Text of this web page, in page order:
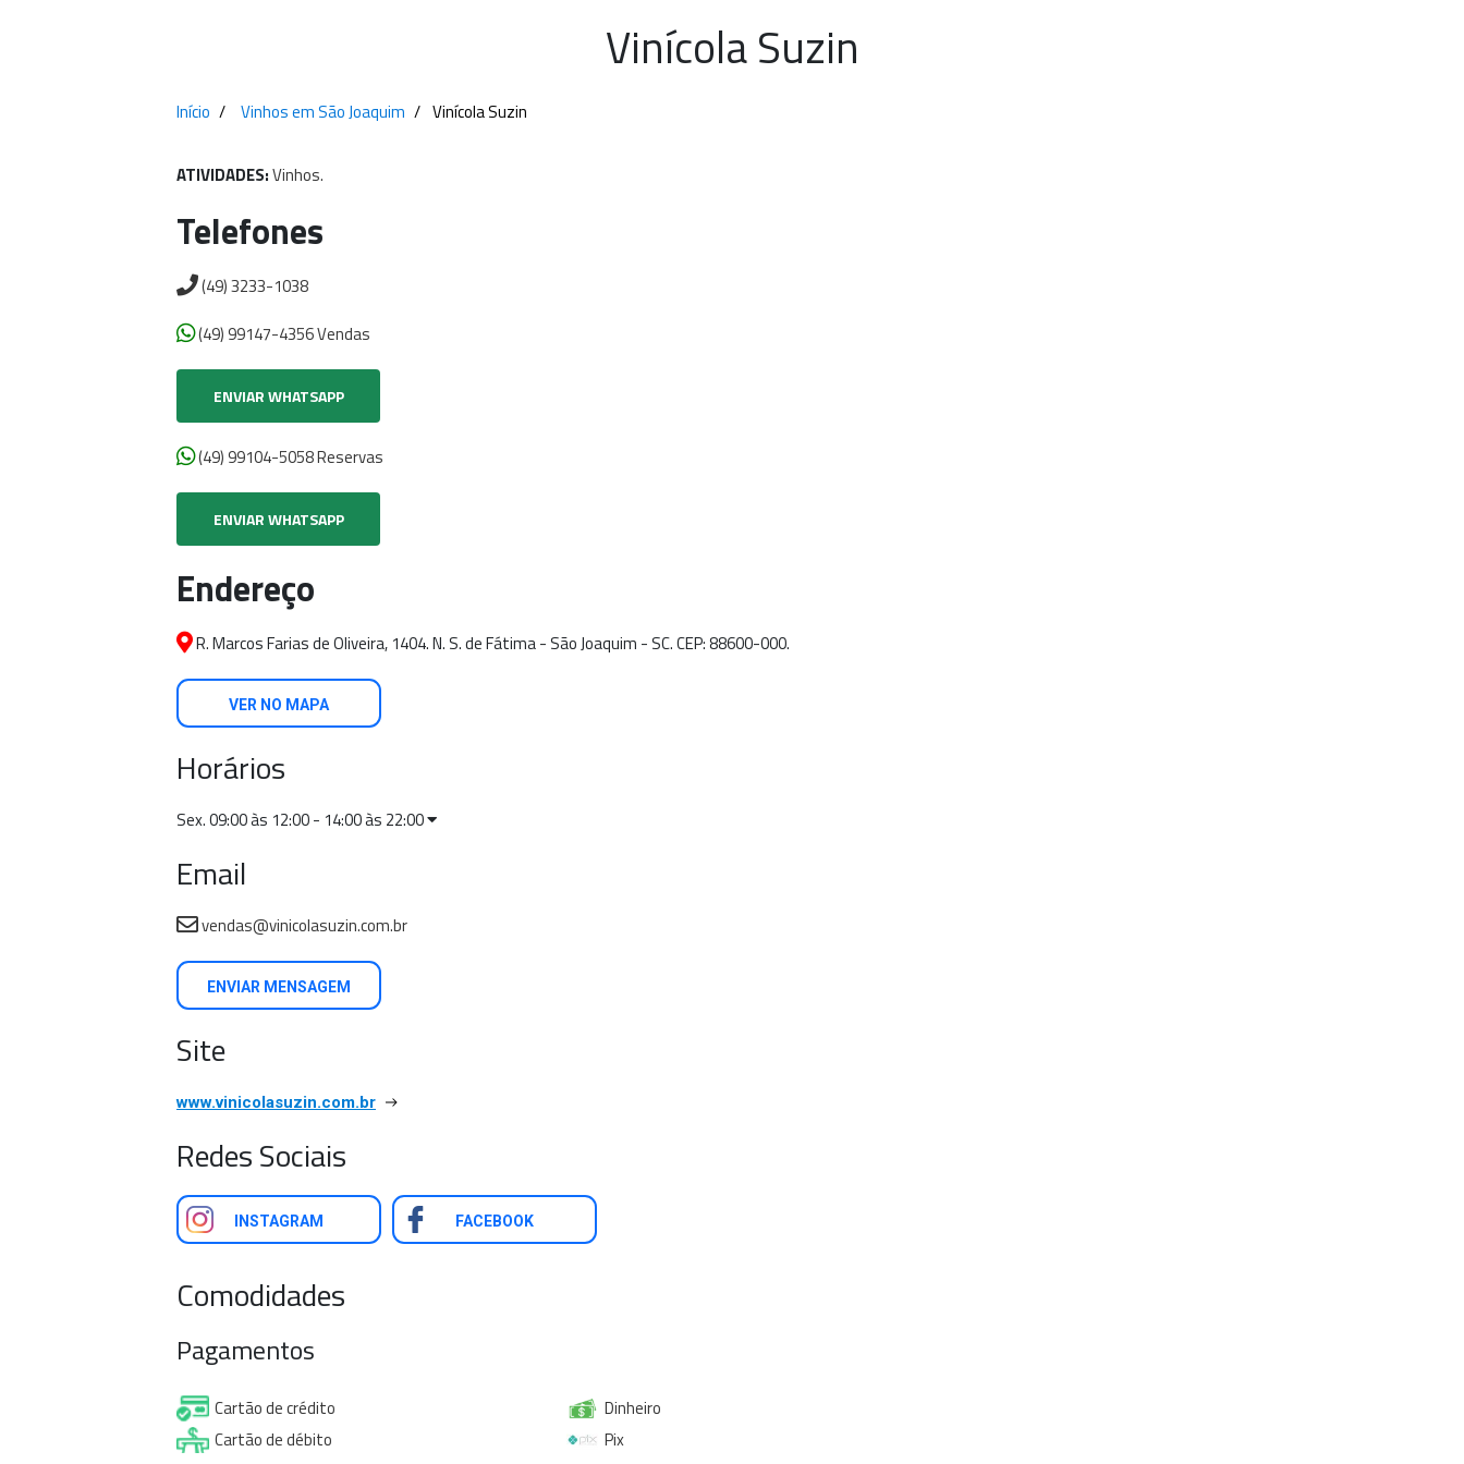
Vinícola Suzin
Início Vinhos em São Joaquim Vinícola Suzin
ATIVIDADES:Vinhos.
Telefones
(49) 3233-1038
(49) 99147-4356 Vendas
ENVIAR WHATSAPP
(49) 99104-5058 Reservas
ENVIAR WHATSAPP
Endereço
R. Marcos Farias de Oliveira, 1404. N. S. de Fátima - São Joaquim - SC. CEP: 88600-000.
VER NO MAPA
Horários
Sex. 09:00 às 12:00 - 14:00 às 22:00
Email
vendas@vinicolasuzin.com.br
ENVIAR MENSAGEM
Site
www.vinicolasuzin.com.br
Redes Sociais
INSTAGRAM FACEBOOK
Comodidades
Pagamentos
Cartão de crédito
Cartão de débito
Dinheiro
Pix